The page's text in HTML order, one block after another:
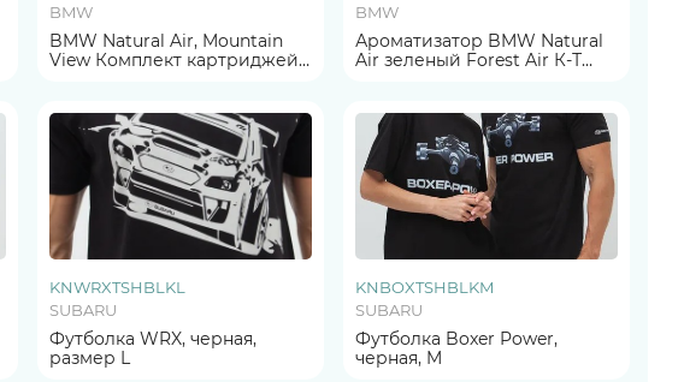
BMW
BMW Natural Air, Mountain
View Комплект картриджей
BMW
Ароматизатор BMW Natural
Air зеленый Forest Air К-Т
KNWRXTSHBLKL
SUBARU
Футболка WRX, черная,
размер L
KNBOXTSHBLKM
SUBARU
Футболка Boxer Power,
черная, M